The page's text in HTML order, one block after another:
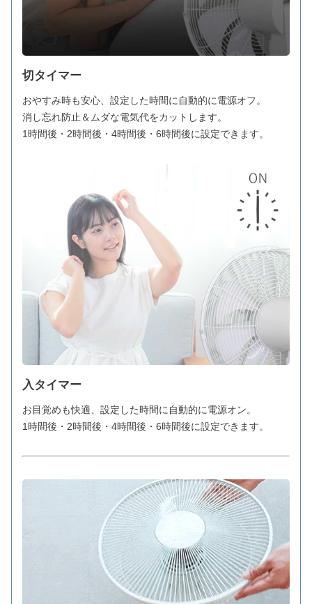
切タイマー
おやすみ時も安心、設定した時間に自動的に電源オフ。
消し忘れ防止＆ムダな電気代をカットします。
1時間後・2時間後・4時間後・6時間後に設定できます。
入タイマー
お目覚めも快適、設定した時間に自動的に電源オン。
1時間後・2時間後・4時間後・6時間後に設定できます。